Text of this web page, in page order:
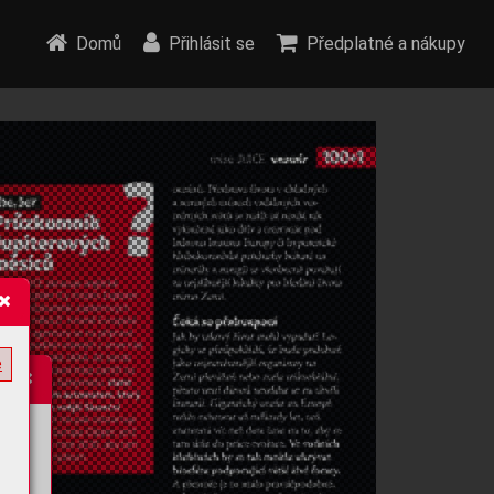
Domů Přihlásit se Předplatné a nákupy